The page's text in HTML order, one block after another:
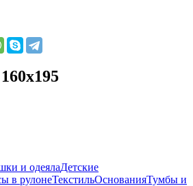
и одеялаДетские
в рулонеТекстильОснованияТумбы и